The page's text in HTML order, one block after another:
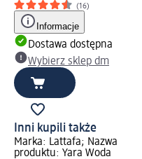
(16)
Informacje
Dostawa dostępna
Wybierz sklep dm
Inni kupili także
Marka: Lattafa; Nazwa
produktu: Yara Woda